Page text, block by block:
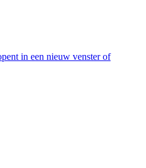
in een nieuw venster of